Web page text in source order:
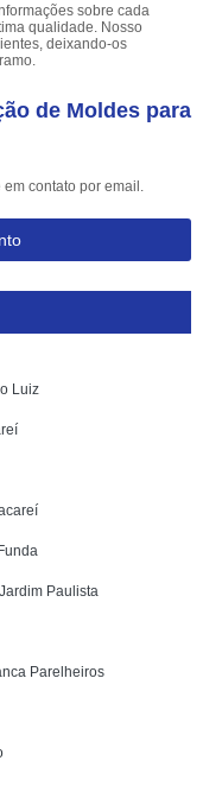
sobre cada
qualidade. Nosso
deixando-os
de Moldes para
em contato por email.
Luiz
Paulista
Parelheiros